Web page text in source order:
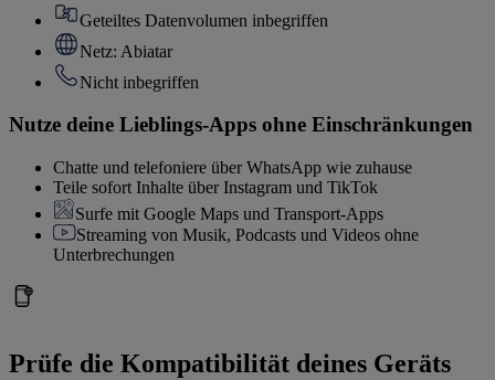
Geteiltes Datenvolumen inbegriffen
Netz: Abiatar
Nicht inbegriffen
Nutze deine Lieblings-Apps ohne Einschränkungen
Chatte und telefoniere über WhatsApp wie zuhause
Teile sofort Inhalte über Instagram und TikTok
Surfe mit Google Maps und Transport-Apps
Streaming von Musik, Podcasts und Videos ohne
Unterbrechungen
Prüfe die Kompatibilität deines Geräts